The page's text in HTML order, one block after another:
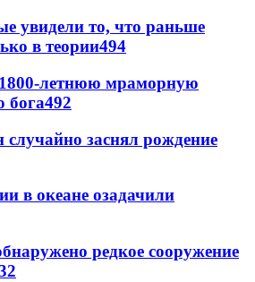
увидели то, что раньше
в теории494
летнюю мраморную
бога492
заснял рождение
в океане озадачили
редкое сооружение